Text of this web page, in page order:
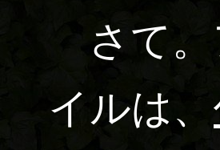
さて。
イルは、